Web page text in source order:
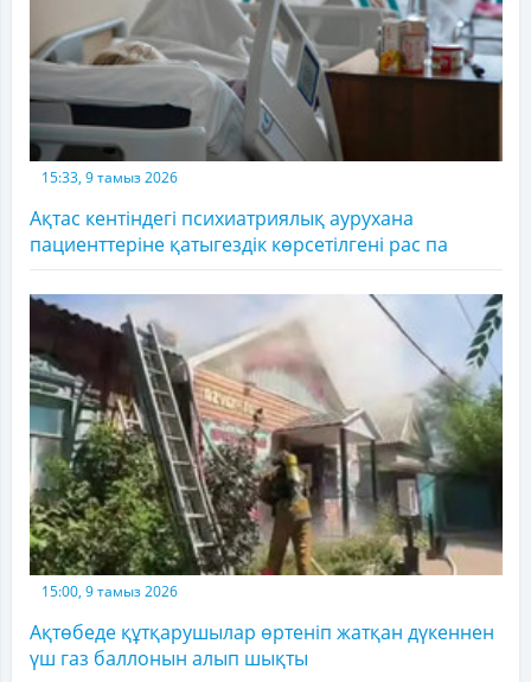
15:33, 9 тамыз 2026
Ақтас кентіндегі психиатриялық аурухана
пациенттеріне қатыгездік көрсетілгені рас па
15:00, 9 тамыз 2026
Ақтөбеде құтқарушылар өртеніп жатқан дүкеннен
үш газ баллонын алып шықты